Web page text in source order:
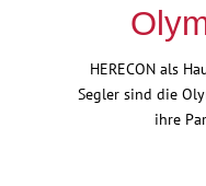
HERECON als
Segler sind die
ihre